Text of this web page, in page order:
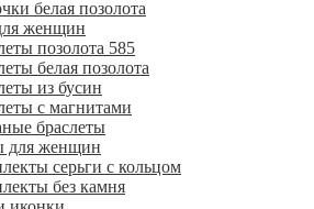
белая позолота
женщин
позолота 585
белая позолота
из бусин
с магнитами
браслеты
для женщин
серьги с кольцом
без камня